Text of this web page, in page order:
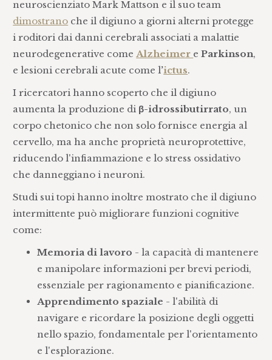
neuroscienziato Mark Mattson e il suo team
dimostrano che il digiuno a giorni alterni protegge
i roditori dai danni cerebrali associati a malattie
neurodegenerative comeAlzheimer eParkinson,
e lesioni cerebrali acute come l’ictus.
I ricercatori hanno scoperto che il digiuno
aumenta la produzione di β-idrossibutirrato, un
corpo chetonico che non solo fornisce energia al
cervello, ma ha anche proprietà neuroprotettive,
riducendo l'infiammazione e lo stress ossidativo
che danneggiano i neuroni.
Studi sui topi hanno inoltre mostrato che il digiuno
intermittente può migliorare funzioni cognitive
come:
Memoria di lavoro - la capacità di mantenere
e manipolare informazioni per brevi periodi,
essenziale per ragionamento e pianificazione.
Apprendimento spaziale - l'abilità di
navigare e ricordare la posizione degli oggetti
nello spazio, fondamentale per l'orientamento
e l'esplorazione.